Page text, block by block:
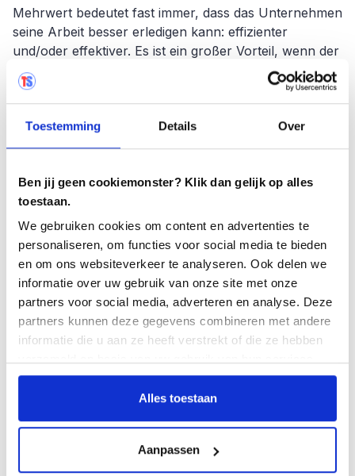
Toestemming Details Over
Ben jij geen cookiemonster? Klik dan gelijk op alles
toestaan.
We gebruiken cookies om content en advertenties te
personaliseren, om functies voor social media te bieden
en om ons websiteverkeer te analyseren. Ook delen we
informatie over uw gebruik van onze site met onze
partners voor social media, adverteren en analyse. Deze
partners kunnen deze gegevens combineren met andere
informatie die u aan ze heeft verstrekt of die ze hebben
Alles toestaan
Aanpassen
Mehrwert bedeutet fast immer, dass das Unternehmen
seine Arbeit besser erledigen kann: effizienter
und/oder effektiver. Es ist ein großer Vorteil, wenn der
Tester die Geschäftsprozesse kennt und eine
Helikopterperspektive hat. Auf diese Weise hat der
Tester den Überblick und kann gegebenenfalls
Anpassungen vornehmen, um sicherzustellen, dass
alle Tests richtig aufeinander abgestimmt sind. Dies
Außerdem unterstützt ein Tester, der die
Geschäftsprozesse gut kennt, das Unternehmen
besser bei der Durchführung der Abnahmetests.
Agiles Arbeiten
Sie können das Testen in einer agilen Umgebung nicht
mit dem Testen in der traditionellen Wasserfallmethode
vergleichen. Und hier geht es hauptsächlich um die
oder in der Umgebung passiert. Dies wirkt sich auch
der dynamischen Umgebung, was zu einem
gründlichen Testen führen sollte (dokumentiert oder